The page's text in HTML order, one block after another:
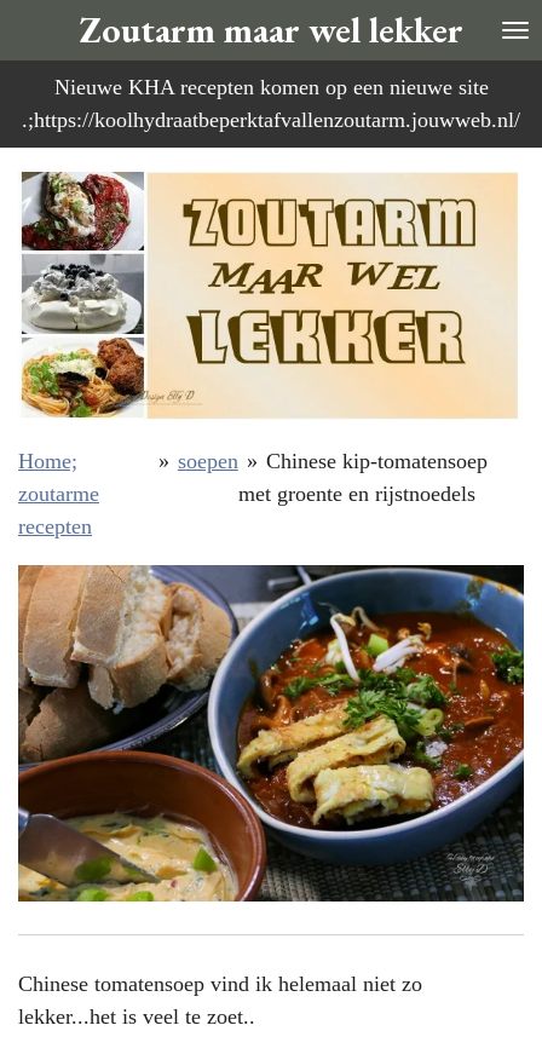
direct
naar
de
Zoutarm maar wel lekker
Nieuwe KHA recepten komen op een nieuwe site
.;https://koolhydraatbeperktafvallenzoutarm.jouwweb.nl/
Home;
zoutarme
recepten
» soepen » Chinese kip-tomatensoep
met groente en rijstnoedels
Chinese tomatensoep vind ik helemaal niet zo
lekker...het is veel te zoet..